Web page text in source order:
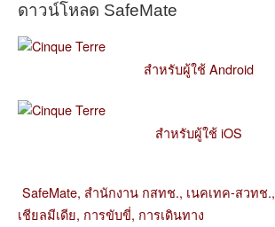
ดาวน์โหลด SafeMate
สำหรับผู้ใช้ Android
สำหรับผู้ใช้ iOS
SafeMate, สำนักงาน กสทช., เนคเทค-สวทช.,
เชียลมีเดีย, การขับขี่, การเดินทาง